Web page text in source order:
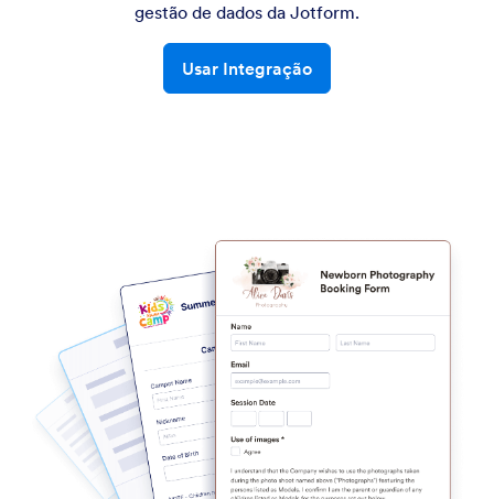
gestão de dados da Jotform.
Usar Integração